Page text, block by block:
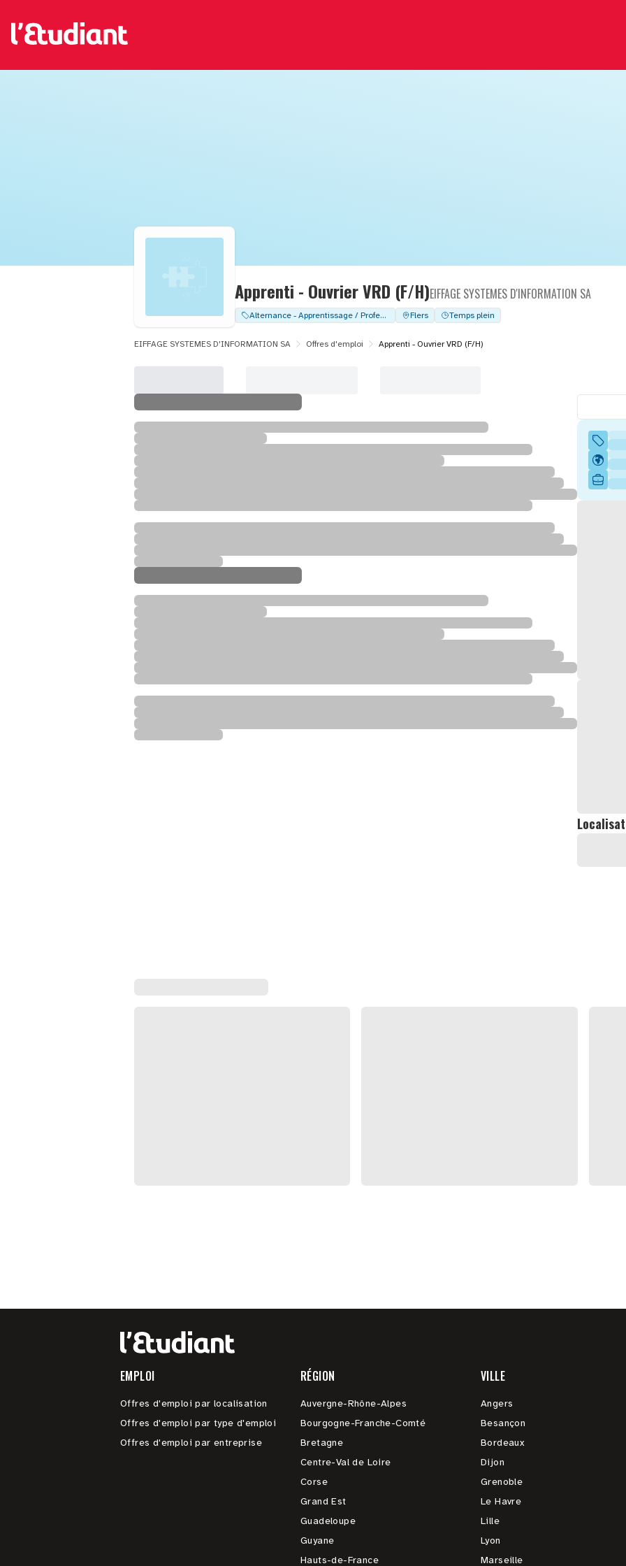
Apprenti - Ouvrier VRD (F/H)EIFFAGE SYSTEMES D'INFORMATION SA
Alternance - Apprentissage / Professionalisation Flers Temps plein
EIFFAGE SYSTEMES D'INFORMATION SA Offres d'emploi Apprenti - Ouvrier VRD (F/H)
EMPLOI
Offres d'emploi par localisation
Offres d'emploi par type d'emploi
Offres d'emploi par entreprise
RÉGION
Auvergne-Rhône-Alpes
Bourgogne-Franche-Comté
Bretagne
Centre-Val de Loire
Corse
Grand Est
Guadeloupe
Guyane
Hauts-de-France
VILLE
Angers
Besançon
Bordeaux
Dijon
Grenoble
Le Havre
Lille
Lyon
Marseille